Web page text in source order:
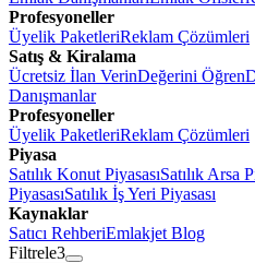
Profesyoneller
Üyelik PaketleriReklam Çözümleri
Satış & Kiralama
Ücretsiz İlan VerinDeğerini Öğren
Danışmanlar
Profesyoneller
Üyelik PaketleriReklam Çözümleri
Piyasa
Satılık Konut PiyasasıSatılık Arsa
PiyasasıSatılık İş Yeri Piyasası
Kaynaklar
Satıcı RehberiEmlakjet Blog
Filtrele3